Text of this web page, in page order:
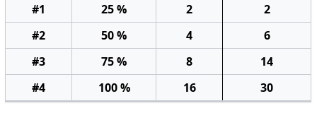
#1
25 % 2
2
#2
50 % 4
6
#3
75 % 8
14
#4
100 % 16 30